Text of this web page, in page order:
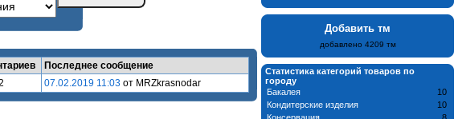
Последнее сообщение
07.02.2019 11:03 от MRZkrasnodar
Добавить тм
добавлено 4209 тм
Статистика категорий товаров по
городу
Бакалея
10
Кондитерские изделия
10